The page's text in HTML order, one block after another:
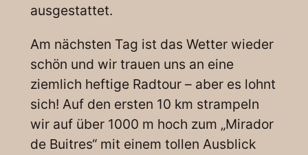
ausgestattet.
Am nächsten Tag ist das Wetter wieder
schön und wir trauen uns an eine
ziemlich heftige Radtour – aber es lohnt
sich! Auf den ersten 10 km strampeln
wir auf über 1000 m hoch zum „Mirador
de Buitres“ mit einem tollen Ausblick